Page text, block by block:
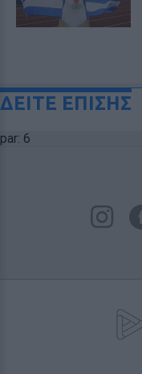
ΔΕΙΤΕ ΕΠΙΣΗΣ
par: 6